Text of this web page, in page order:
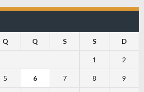
Q Q S S D
1 2
5 6 7 8 9